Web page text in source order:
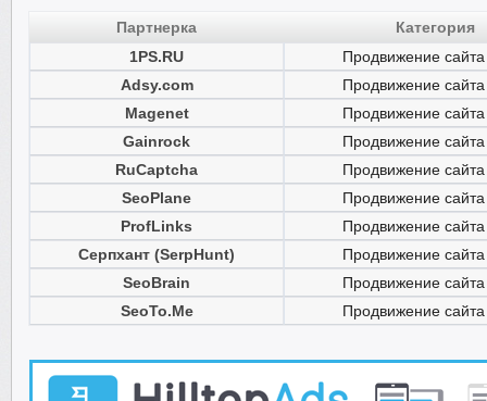
Партнерка
Категория
1PS.RU
Продвижение
Adsy.com
Продвижение
Magenet
Продвижение
Gainrock
Продвижение
RuCaptcha
Продвижение
SeoPlane
Продвижение
ProfLinks
Продвижение
Серпхант (SerpHunt)
Продвижение
SeoBrain
Продвижение
SeoTo.Me
Продвижение